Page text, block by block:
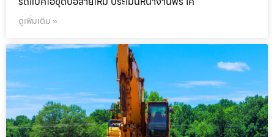
ดูเพิ่มเติม »